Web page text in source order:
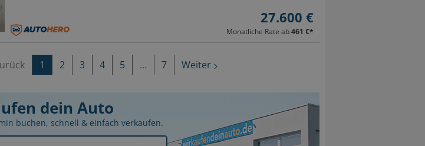
27.600 €
Monatliche Rate ab461 €*
1 2 3 4 5 … 7 Weiter
dein Auto
buchen, schnell & einfach verkaufen.